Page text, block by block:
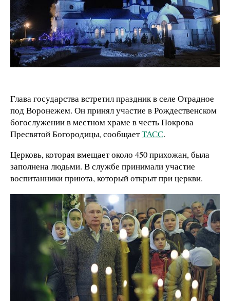
Глава государства встретил праздник в селе Отрадное
под Воронежем. Он принял участие в Рождественском
богослужении в местном храме в честь Покрова
Пресвятой Богородицы, сообщаетТАСС.
Церковь, которая вмещает около 450 прихожан, была
заполнена людьми. В службе принимали участие
воспитанники приюта, который открыт при церкви.